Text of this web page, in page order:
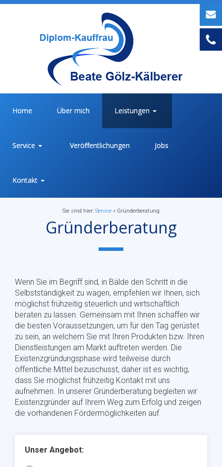
Home Über mich Leistungen
Service Veröffentlichungen Jobs
Kontakt
Sie sind hier: Service » Gründerberatung
Gründerberatung
Wenn Sie im Begriff sind, in Bälde den Schritt in die
Selbstständigkeit zu wagen, empfehlen wir Ihnen, sich
möglichst frühzeitig steuerlich und wirtschaftlich
beraten zu lassen. Gemeinsam mit Ihnen schaffen wir
die besten Voraussetzungen, um für den Tag gerüstet
zu sein, an welchem Sie mit Ihren Produkten bzw. Ihren
Dienstleistungen am Markt auftreten werden. Die
Existenzgründungsphase wird teilweise durch
öffentliche Mittel bezuschusst, daher ist es wichtig,
dass Sie möglichst frühzeitig Kontakt mit uns
aufnehmen. In unserer Gründerberatung begleiten wir
Existenzgründer auf Ihrem Weg zum Erfolg und zeigen
die vorhandenen Fördermöglichkeiten auf.
Unser Angebot: